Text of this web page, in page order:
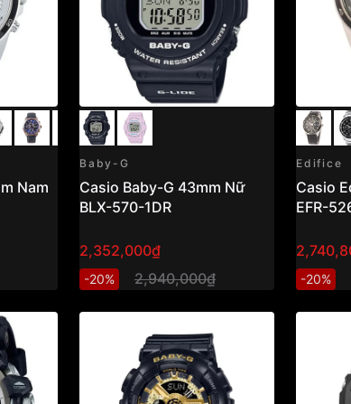
Nam
Baby-G
Casio Baby-G 43mm Nữ
BLX-570-1DR
2,352,000₫
-20% 2,940,000₫
Edifice
Casio
EFR-
-20%